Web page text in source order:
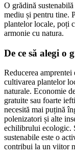
O grădină
mediu și pentru tine.
plantelor locale, poți
armonie cu natura.
De ce să alegi o
Reducerea
cultivarea plantelor
naturale. Economie
gratuite sau foarte
necesită mai puțină
polenizatori și alte
echilibrului ecologic.
sustenabile este o
contribui la un viitor